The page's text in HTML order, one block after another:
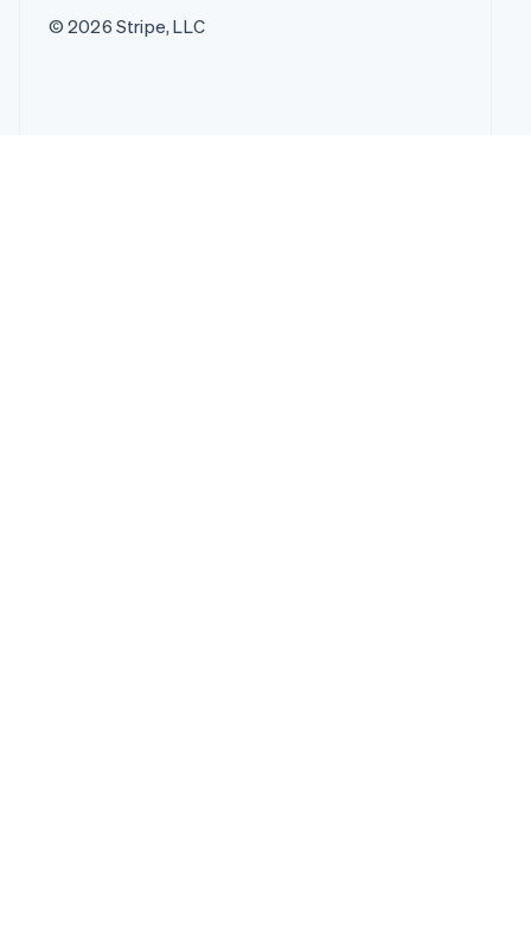
© 2026 Stripe, LLC